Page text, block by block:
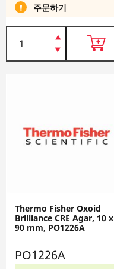
주문하기
Thermo Fisher Oxoid
Brilliance CRE Agar, 10 x
90 mm, PO1226A
PO1226A